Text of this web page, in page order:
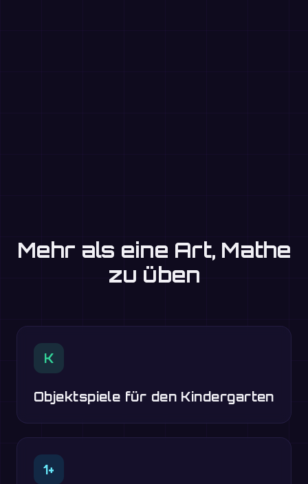
Mehr als eine Art, Mathe
zu üben
K
Objektspiele für den Kindergarten
1+